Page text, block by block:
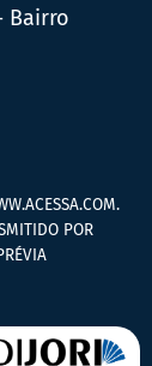
Bairro
POR